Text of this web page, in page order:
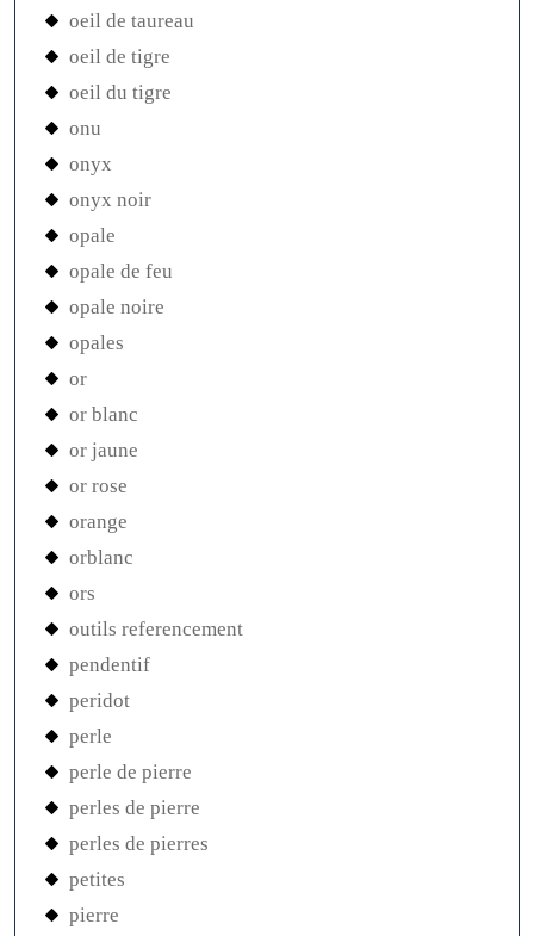
oeil de taureau
oeil de tigre
oeil du tigre
onu
onyx
onyx noir
opale
opale de feu
opale noire
opales
or
or blanc
or jaune
or rose
orange
orblanc
ors
outils referencement
pendentif
peridot
perle
perle de pierre
perles de pierre
perles de pierres
petites
pierre